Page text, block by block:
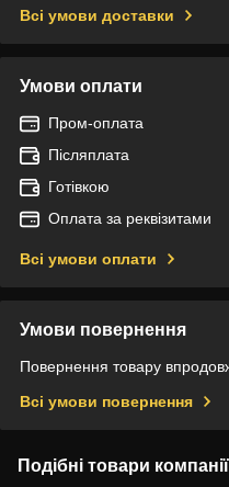
Всі умови доставки
Умови оплати
Пром-оплата
Післяплата
Готівкою
Оплата за реквізитами
Всі умови оплати
Умови повернення
Повернення товару
Всі умови повернення
Подібні товари компанії